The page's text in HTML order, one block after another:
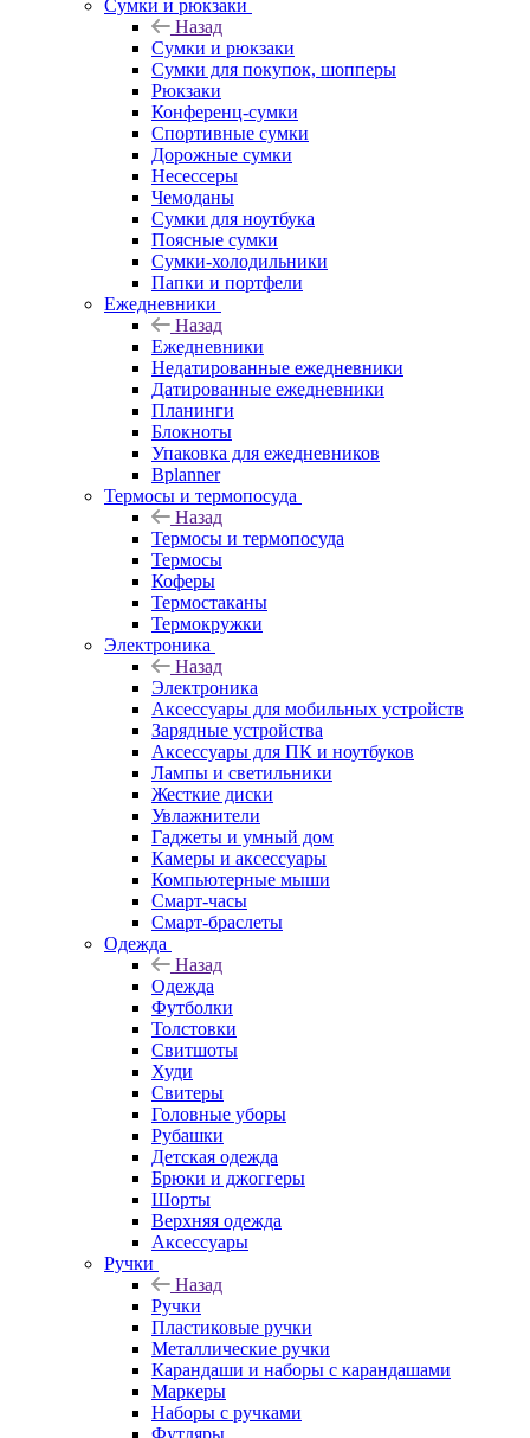
Сумки и рюкзаки
Назад
Сумки и рюкзаки
Сумки для покупок, шопперы
Рюкзаки
Конференц-сумки
Спортивные сумки
Дорожные сумки
Несессеры
Чемоданы
Сумки для ноутбука
Поясные сумки
Сумки-холодильники
Папки и портфели
Ежедневники
Назад
Ежедневники
Недатированные ежедневники
Датированные ежедневники
Планинги
Блокноты
Упаковка для ежедневников
Bplanner
Термосы и термопосуда
Назад
Термосы и термопосуда
Термосы
Коферы
Термостаканы
Термокружки
Электроника
Назад
Электроника
Аксессуары для мобильных устройств
Зарядные устройства
Аксессуары для ПК и ноутбуков
Лампы и светильники
Жесткие диски
Увлажнители
Гаджеты и умный дом
Камеры и аксессуары
Компьютерные мыши
Смарт-часы
Смарт-браслеты
Одежда
Назад
Одежда
Футболки
Толстовки
Свитшоты
Худи
Свитеры
Головные уборы
Рубашки
Детская одежда
Брюки и джоггеры
Шорты
Верхняя одежда
Аксессуары
Ручки
Назад
Ручки
Пластиковые ручки
Металлические ручки
Карандаши и наборы с карандашами
Маркеры
Наборы с ручками
Футляры